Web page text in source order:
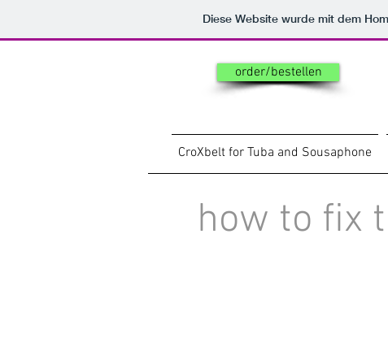
Diese Website wurde mit dem
order/bestellen
CroXbelt for Tuba and Sousaphone
how to fix